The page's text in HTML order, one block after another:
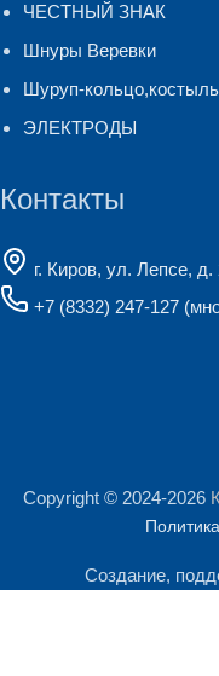
ЧЕСТНЫЙ ЗНАК
Шнуры Веревки
Шуруп-
ЭЛЕКТРОДЫ
Контакты
г. Киров, ул. Лепсе, д.
+7 (8332) 247-127
Copyright © 2024-2026
Создание,